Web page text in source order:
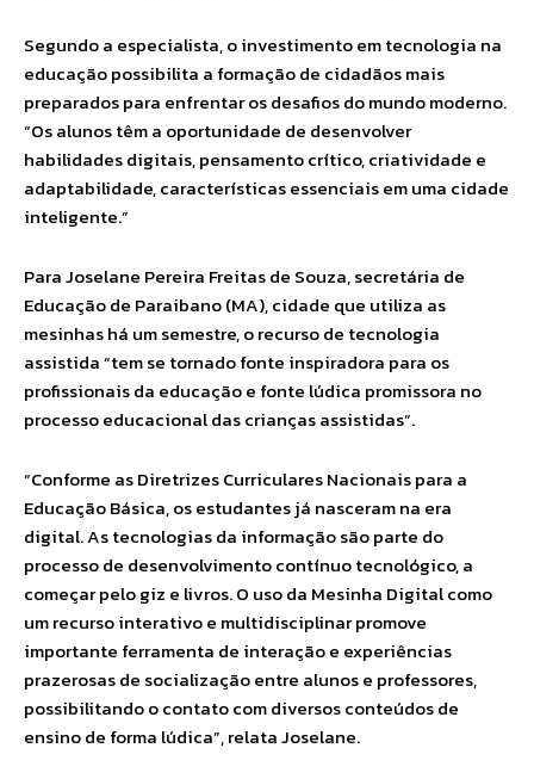
Segundo a especialista, o investimento em tecnologia na
educação possibilita a formação de cidadãos mais
preparados para enfrentar os desafios do mundo moderno.
“Os alunos têm a oportunidade de desenvolver
habilidades digitais, pensamento crítico, criatividade e
adaptabilidade, características essenciais em uma cidade
inteligente.”
Para Joselane Pereira Freitas de Souza, secretária de
Educação de Paraibano (MA), cidade que utiliza as
mesinhas há um semestre, o recurso de tecnologia
assistida “tem se tornado fonte inspiradora para os
profissionais da educação e fonte lúdica promissora no
processo educacional das crianças assistidas”.
“Conforme as Diretrizes Curriculares Nacionais para a
Educação Básica, os estudantes já nasceram na era
digital. As tecnologias da informação são parte do
processo de desenvolvimento contínuo tecnológico, a
começar pelo giz e livros. O uso da Mesinha Digital como
um recurso interativo e multidisciplinar promove
importante ferramenta de interação e experiências
prazerosas de socialização entre alunos e professores,
possibilitando o contato com diversos conteúdos de
ensino de forma lúdica”, relata Joselane.